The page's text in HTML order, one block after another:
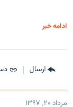
ادامه خبر
ارسال
مرداد ۲۰, ۱۳۹۷